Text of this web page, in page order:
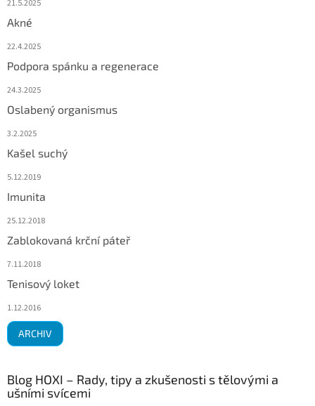
21.5.2025
Akné
22.4.2025
Podpora spánku a regenerace
24.3.2025
Oslabený organismus
3.2.2025
Kašel suchý
5.12.2019
Imunita
25.12.2018
Zablokovaná krční páteř
7.11.2018
Tenisový loket
1.12.2016
ARCHIV
Blog HOXI – Rady, tipy a zkušenosti s tělovými a
ušními svícemi